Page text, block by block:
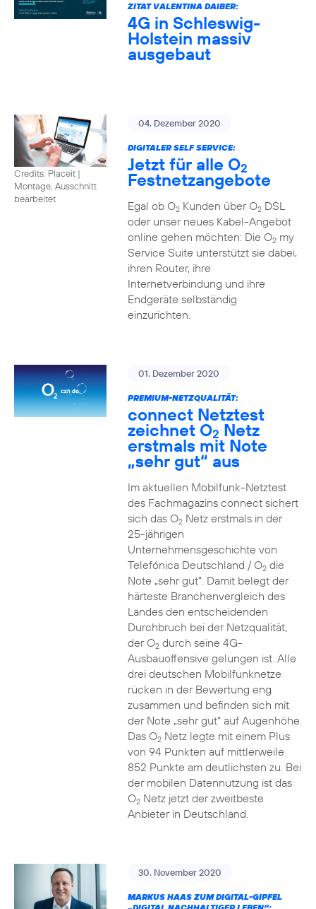
ZITAT VALENTINA DAIBER:
4G in Schleswig-
Holstein massiv
ausgebaut
Credits: Placeit |
Montage, Ausschnitt
bearbeitet
04. Dezember 2020
DIGITALER SELF SERVICE:
Jetzt für alle O2
Festnetzangebote
Egal ob O2Kunden über O2DSL
oder unser neues Kabel-Angebot
online gehen möchten: Die O2my
Service Suite unterstützt sie dabei,
ihren Router, ihre
Internetverbindung und ihre
Endgeräte selbständig
einzurichten.
01. Dezember 2020
PREMIUM-NETZQUALITÄT:
connect Netztest
zeichnet O2 Netz
erstmals mit Note
„sehr gut“ aus
Im aktuellen Mobilfunk-Netztest
des Fachmagazins connect sichert
sich das O2Netz erstmals in der
25-jährigen
Unternehmensgeschichte von
Telefónica Deutschland / O2die
Note „sehr gut“. Damit belegt der
härteste Branchenvergleich des
Landes den entscheidenden
Durchbruch bei der Netzqualität,
der O2durch seine 4G-
Ausbauoffensive gelungen ist. Alle
drei deutschen Mobilfunknetze
rücken in der Bewertung eng
zusammen und befinden sich mit
der Note „sehr gut“ auf Augenhöhe.
Das O2Netz legte mit einem Plus
von 94 Punkten auf mittlerweile
852 Punkte am deutlichsten zu. Bei
der mobilen Datennutzung ist das
O2Netz jetzt der zweitbeste
Anbieter in Deutschland.
30. November 2020
MARKUS HAAS ZUM DIGITAL-GIPFEL